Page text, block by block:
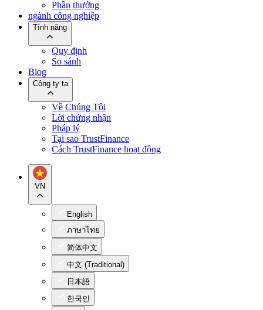
Phần thưởng
ngành công nghiệp
Tính năng
Quy định
So sánh
Blog
Công ty ta
Về Chúng Tôi
Lời chứng nhận
Pháp lý
Tại sao TrustFinance
Cách TrustFinance hoạt động
VN
English
ภาษาไทย
简体中文
中文 (Traditional)
日本語
한국인